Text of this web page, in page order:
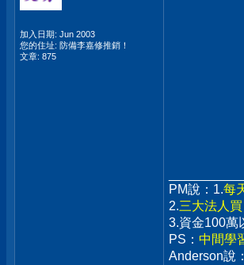
加入日期: Jun 2003
您的住址: 防備李嘉修推銷！
文章: 875
PM說：1.每
2.三大法人
3.資金100萬
PS： 中間學
Anderson說